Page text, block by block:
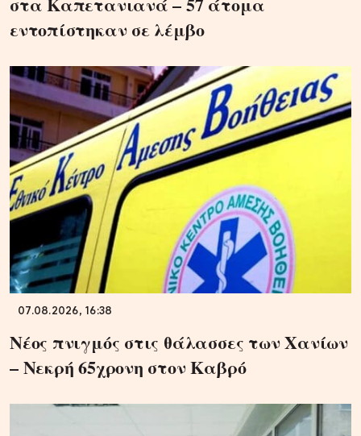
εντοπίστηκαν σε λέμβο
07.08.2026, 16:38
Νέος πνιγμός στις θάλασσες των Χανίων
– Νεκρή 65χρονη στον Καβρό